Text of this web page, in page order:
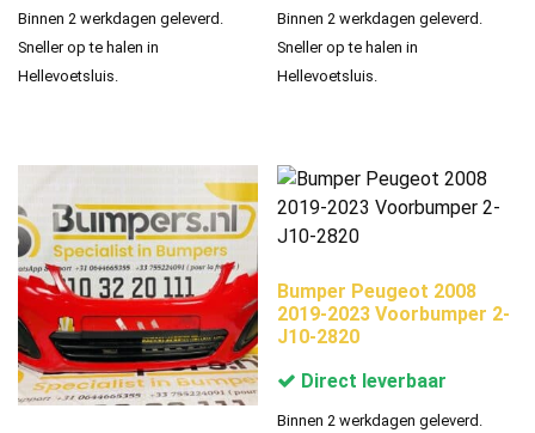
Binnen 2 werkdagen geleverd.
Sneller op te halen in
Hellevoetsluis.
Binnen 2 werkdagen geleverd.
Sneller op te halen in
Hellevoetsluis.
Bumper Peugeot 2008
2019-2023 Voorbumper 2-
J10-2820
Direct leverbaar
Binnen 2 werkdagen geleverd.